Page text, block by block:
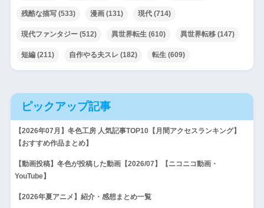
残酷な描写(533) 漫画(131) 現代(714)
現代ファンタジー(512) 異世界転生(610) 異世界転移(147)
短編(211) 自作やる夫スレ (182) 転生(609)
ピックアップ記事
【2026年07月】冬色工房 人気記事TOP10【月間アクセスランキング】
【おすすめ作品まとめ】
【動画投稿】冬色が投稿した動画【2026/07】【ニコニコ動画・
YouTube】
【2026年夏アニメ】紹介・感想まとめ一覧